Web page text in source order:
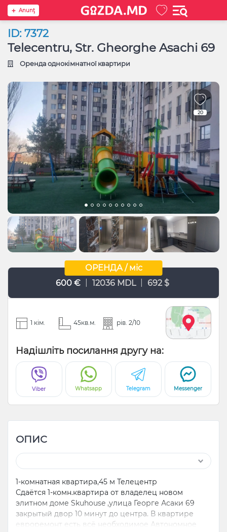
Anunţ
ID: 7372
Telecentru, Str. Gheorghe Asachi 69
Оренда однокімнатної квартири
20
ОРЕНДА / міс
600 €
12036 MDL 692 $
1 кім. 45кв.м. рів. 2/10
Надішліть посилання другу на:
Viber Whatsapp Telegram Messenger
ОПИС
1-комнатная квартира,45 м Телецентр
Сдаётся 1-комн.квартира от владелец новом
элитном доме Skuhouse ,улица Георге Асаки 69
закрытый двор 10 минут до центра. В квартире
евроремонт есть всё необходимое Автономное